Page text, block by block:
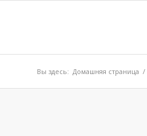
Вы здесь: Домашняя страница /